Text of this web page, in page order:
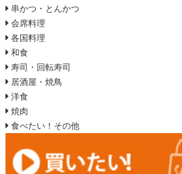
串かつ・とんかつ
会席料理
各国料理
和食
寿司・回転寿司
居酒屋・焼鳥
洋食
焼肉
食べたい！その他